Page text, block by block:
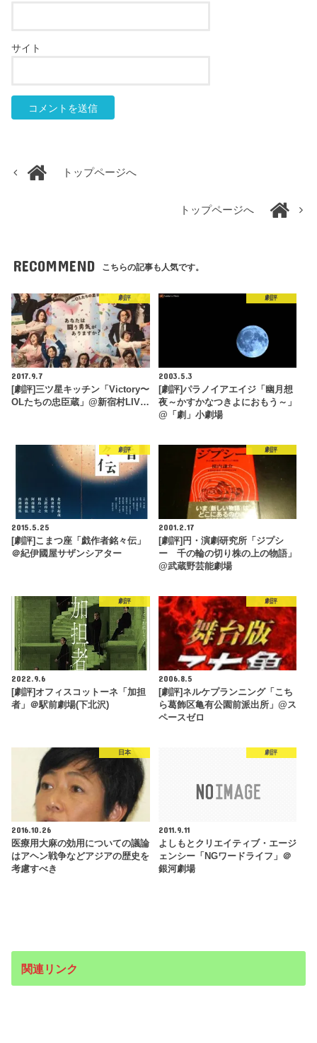
サイト
トップページへ
トップページへ
RECOMMEND こちらの記事も人気です。
劇評
2017.9.7
[劇評]三ツ星キッチン「Victory〜
OLたちの忠臣蔵」@新宿村LIV…
劇評
2003.5.3
[劇評]パラノイアエイジ「幽月想
夜～かすかなつきよにおもう～」
@「劇」小劇場
劇評
2015.5.25
[劇評]こまつ座「戯作者銘々伝」
＠紀伊國屋サザンシアター
劇評
2001.2.17
[劇評]円・演劇研究所「ジプシ
ー 千の輪の切り株の上の物語」
@武蔵野芸能劇場
劇評
2022.9.6
[劇評]オフィスコットーネ「加担
者」＠駅前劇場(下北沢)
劇評
2006.8.5
[劇評]ネルケプランニング「こち
ら葛飾区亀有公園前派出所」@ス
ペースゼロ
日本
2016.10.26
医療用大麻の効用についての議論
はアヘン戦争などアジアの歴史を
考慮すべき
劇評
2011.9.11
よしもとクリエイティブ・エージ
ェンシー「NGワードライフ」＠
銀河劇場
関連リンク